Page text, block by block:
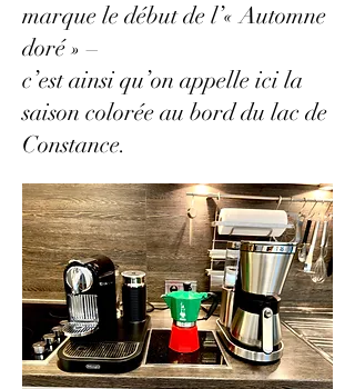
marque le début de l’« Automne
doré » –
c’est ainsi qu’on appelle ici la
saison colorée au bord du lac de
Constance.